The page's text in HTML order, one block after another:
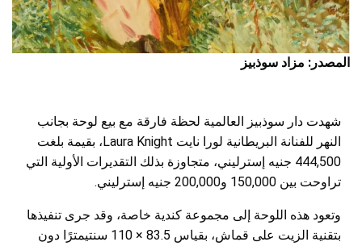
المصدر: مزاد سوذبيز
شهدت دار سوذبيز العالمية لحظة فارقة مع بيع لوحة بجانب
النهر للفنانة البريطانية لورا نايت Laura Knight، بقيمة بلغت
444,500 جنيه إسترليني، متجاوزة بذلك التقديرات الأولية التي
تراوحت بين 150,000 و200,000 جنيه إسترليني.
وتعود هذه اللوحة إلى مجموعة كندية خاصة، وقد جرى تنفيذها
بتقنية الزيت على قماش، بقياس 83.5 × 110 سنتيمترًا دون